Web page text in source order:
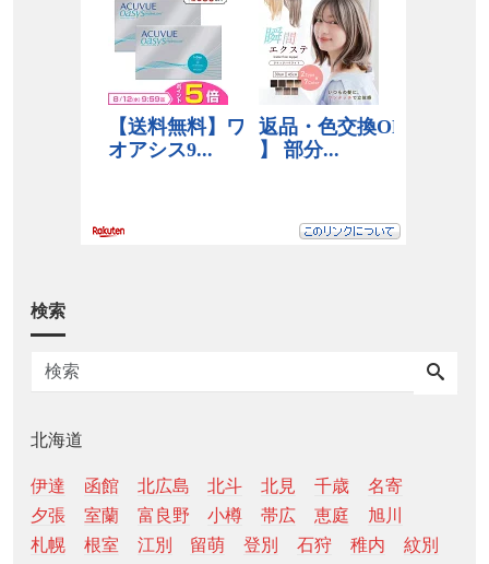
検索
北海道
伊達 函館 北広島 北斗 北見 千歳
名寄
夕張
室蘭 富良野 小樽 帯広 恵庭
旭川
札幌
根室 江別 留萌 登別 石狩 稚内
紋別